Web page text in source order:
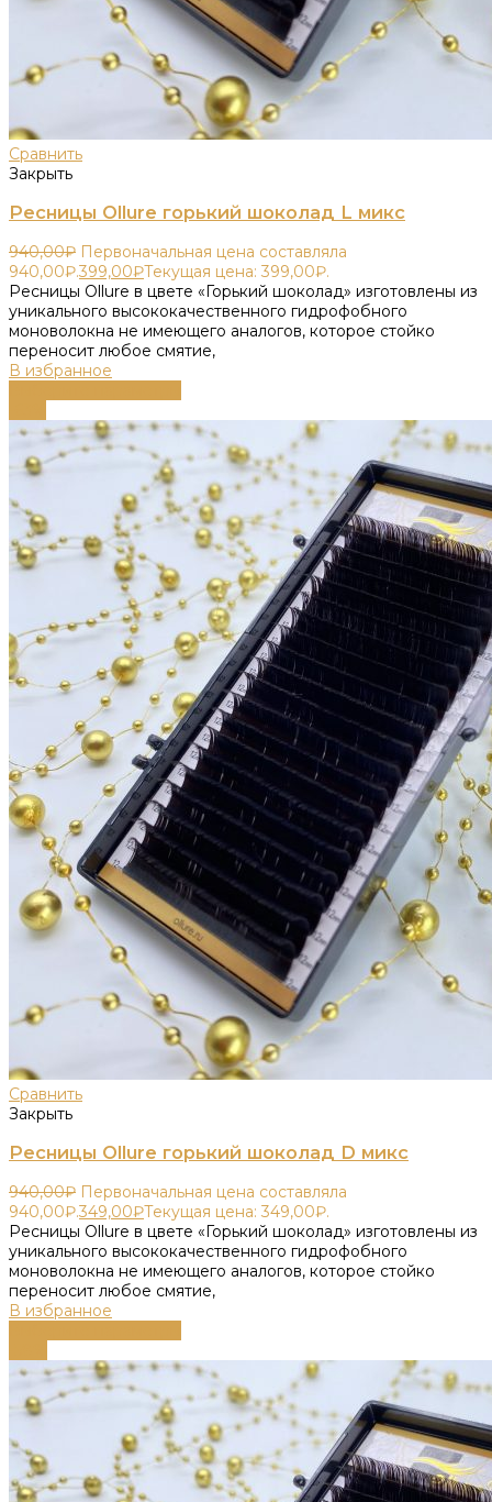
Сравнить
Закрыть
Ресницы Ollure горький шоколад L микс
940,00₽ Первоначальная цена составляла
940,00₽.399,00₽Текущая цена: 399,00₽.
Ресницы Ollure в цвете «Горький шоколад» изготовлены из
уникального высококачественного гидрофобного
моноволокна не имеющего аналогов, которое стойко
переносит любое смятие,
В избранное
Сравнить
Закрыть
Ресницы Ollure горький шоколад D микс
940,00₽ Первоначальная цена составляла
940,00₽.349,00₽Текущая цена: 349,00₽.
Ресницы Ollure в цвете «Горький шоколад» изготовлены из
уникального высококачественного гидрофобного
моноволокна не имеющего аналогов, которое стойко
переносит любое смятие,
В избранное